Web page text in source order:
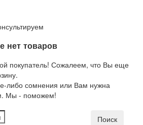
нет товаров
покупатель! Сожалеем, что Вы еще
либо сомнения или Вам нужна
Мы - поможем!
Поиск